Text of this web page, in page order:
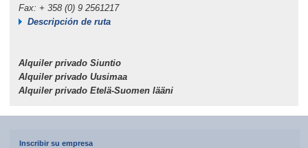
Fax: + 358 (0) 9 2561217
Descripción de ruta
Alquiler privado Siuntio
Alquiler privado Uusimaa
Alquiler privado Etelä-Suomen lääni
Inscribir su empresa